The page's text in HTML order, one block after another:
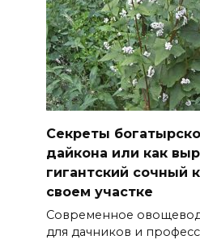
Секреты
дайкона или как
гигантский сочный
своем участке
Современное
для дачников и